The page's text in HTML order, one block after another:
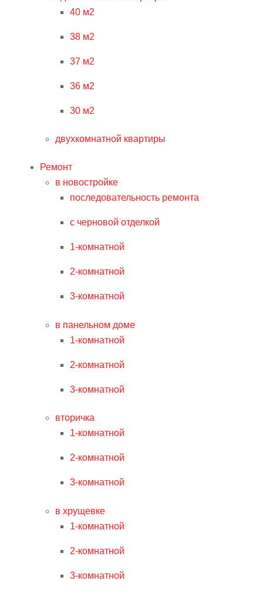
40 м2
38 м2
37 м2
36 м2
30 м2
двухкомнатной квартиры
Ремонт
в новостройке
последовательность ремонта
с черновой отделкой
1-комнатной
2-комнатной
3-комнатной
в панельном доме
1-комнатной
2-комнатной
3-комнатной
вторичка
1-комнатной
2-комнатной
3-комнатной
в хрущевке
1-комнатной
2-комнатной
3-комнатной